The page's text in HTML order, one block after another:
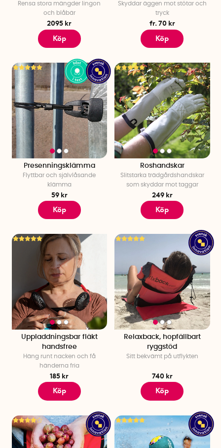
Rensa stora mängder lingon
och blåbär
2095 kr
Köp
Skyddar äggen mot stötar och
tryck
fr. 70 kr
Köp
Presenningsklämma
Flyttbar och självlåsande
klämma
59 kr
Köp
Roshandskar
Slitstarka trädgårdshandskar
som skyddar mot taggar
249 kr
Köp
Uppladdningsbar fläkt
handsfree
Häng runt nacken och få
händerna fria
185 kr
Köp
Relaxback, hopfällbart
ryggstöd
Sitt bekvämt på utflykten
740 kr
Köp